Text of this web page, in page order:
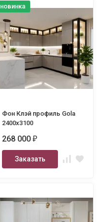
новинка
Фон Клэй профиль Gola
2400х3100
268 000₽
Заказать